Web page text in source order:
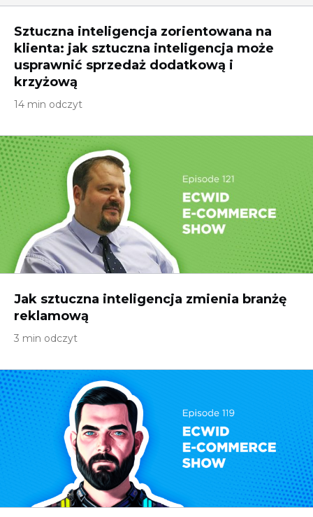
Sztuczna inteligencja zorientowana na
klienta: jak sztuczna inteligencja może
usprawnić sprzedaż dodatkową i
krzyżową
14 min odczyt
Jak sztuczna inteligencja zmienia branżę
reklamową
3 min odczyt